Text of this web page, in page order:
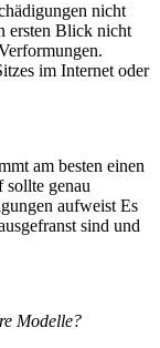
nicht
ersten Blick nicht
im Internet oder
am besten einen
genau
aufweist Es
sind und
Modelle?